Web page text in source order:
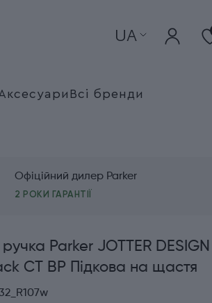
UA
Всі бренди
Офіційний дилер Parker
2 РОКИ ГАРАНТІЇ
ручка Parker JOTTER
CT BP Підкова на щастя